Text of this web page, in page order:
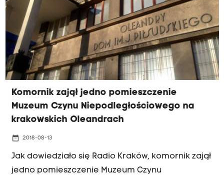
Komornik zajął jedno pomieszczenie
Muzeum Czynu Niepodległościowego na
krakowskich Oleandrach
date_range 2018-08-13
Jak dowiedziało się Radio Kraków, komornik zajął
jedno pomieszczenie Muzeum Czynu